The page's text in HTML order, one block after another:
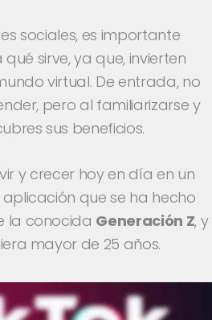
sociales, es importante
sirve, ya que, invierten
virtual. De entrada, no
pero al familiarizarse y
sus beneficios.
y crecer hoy en día en un
que se ha hecho
la conocida Generación Z, y
mayor de 25 años.